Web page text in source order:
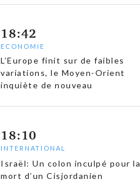
18:42
ECONOMIE
L’Europe finit sur de faibles
variations, le Moyen-Orient
inquiète de nouveau
18:10
INTERNATIONAL
Israël: Un colon inculpé pour la
mort d’un Cisjordanien